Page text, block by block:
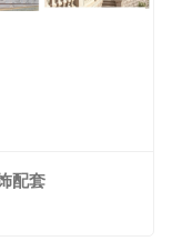
配套